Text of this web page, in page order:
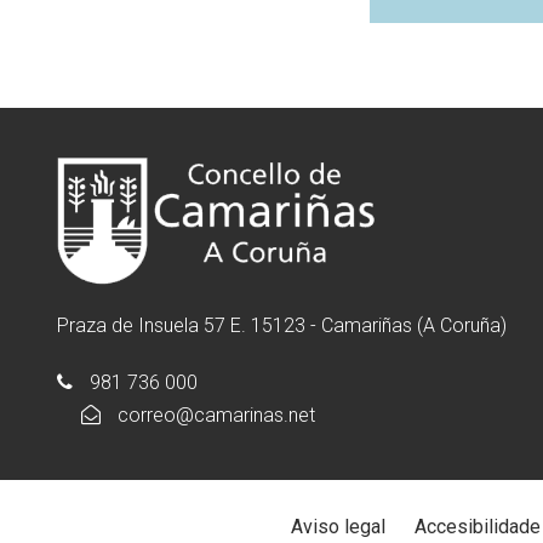
Praza de Insuela 57 E. 15123 - Camariñas (A Coruña)
981 736 000
correo@camarinas.net
Aviso legal Accesibilidade